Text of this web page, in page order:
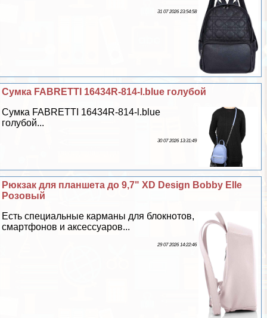
31 07 2026 23:54:58
Сумка FABRETTI 16434R-814-l.blue гoлyбой
Сумка FABRETTI 16434R-814-l.blue
гoлyбой...
30 07 2026 13:31:49
Рюкзак для планшета до 9,7" XD Design Bobby Elle
Розовый
Есть специальные карманы для блокнотов,
смартфонов и аксессуаров...
29 07 2026 14:22:46